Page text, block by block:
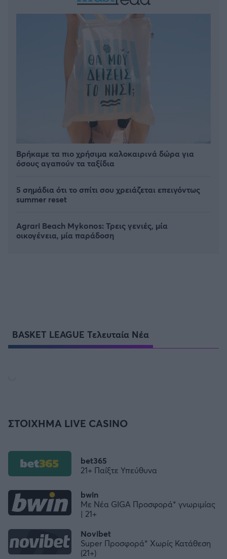
Βρήκαμε τα πιο χρήσιμα καλοκαιρινά δώρα για
όσους αγαπούν τα ταξίδια
5 σημάδια ότι το σπίτι σου χρειάζεται επειγόντως
summer reset
Agrari Beach Mykonos: Τρεις γενιές, μία
οικογένεια, μία παράδοση
BASKET LEAGUE Τελευταία Νέα
ΣΤΟΙΧΗΜΑ LIVE CASINO
bwin
Με Νέα GIGA Προσφορά* γνωριμίας
| 21+
Novibet
Super Προσφορά* Χωρίς Κατάθεση
(21+)
bet365
21+ Παίξτε Υπεύθυνα